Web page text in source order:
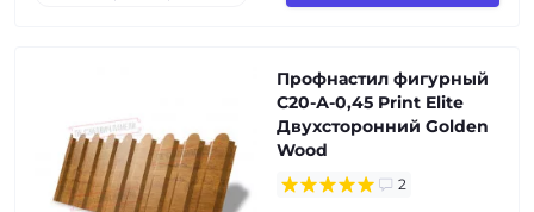
Профнастил фигурный
С20-А-0,45 Print Elite
Двухсторонний Golden
Wood
2